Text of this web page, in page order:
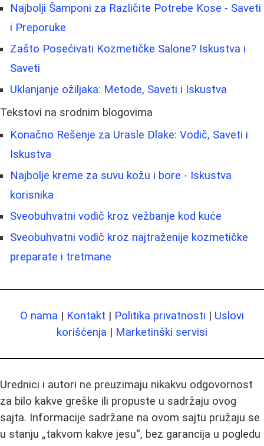
Najbolji Šamponi za Različite Potrebe Kose - Saveti
i Preporuke
Zašto Posećivati Kozmetičke Salone? Iskustva i
Saveti
Uklanjanje ožiljaka: Metode, Saveti i Iskustva
Tekstovi na srodnim blogovima
Konačno Rešenje za Urasle Dlake: Vodič, Saveti i
Iskustva
Najbolje kreme za suvu kožu i bore - Iskustva
korisnika
Sveobuhvatni vodič kroz vežbanje kod kuće
Sveobuhvatni vodič kroz najtraženije kozmetičke
preparate i tretmane
O nama | Kontakt | Politika privatnosti | Uslovi
korišćenja | Marketinški servisi
Urednici i autori ne preuzimaju nikakvu odgovornost
za bilo kakve greške ili propuste u sadržaju ovog
sajta. Informacije sadržane na ovom sajtu pružaju se
u stanju „takvom kakve jesu“, bez garancija u pogledu